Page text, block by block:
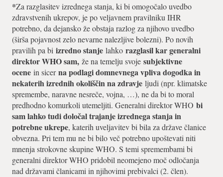
*Za razglasitev izrednega stanja, ki bi omogočalo uvedbo
zdravstvenih ukrepov, je po veljavnem pravilniku IHR
potrebno, da dejansko že obstaja razlog za njihovo uvedbo
(širša pojavnost zelo nevarne nalezljive bolezni). Po novih
pravilih pa bi izredno stanje lahko razglasil kar generalni
direktor WHO sam, že na temelju svoje subjektivne
ocene in sicerna podlagi domnevnega vpliva dogodka in
nekaterih izrednih okoliščin na zdravje ljudi (npr. klimatske
spremembe, naravne nesreče, vojna, …), ne da bi to moral
predhodno komurkoli utemeljiti. Generalni direktor WHO bi
sam lahko tudi določal trajanje izrednega stanja in
potrebne ukrepe, katerih uveljavitev bi bila za države članice
obvezna. Pri tem mu ne bi bilo več potrebno upoštevati niti
mnenja strokovne skupine WHO. S temi spremembami bi
generalni direktor WHO pridobil neomejeno moč odločanja
nad državami članicami in njihovimi prebivalci (2. člen).